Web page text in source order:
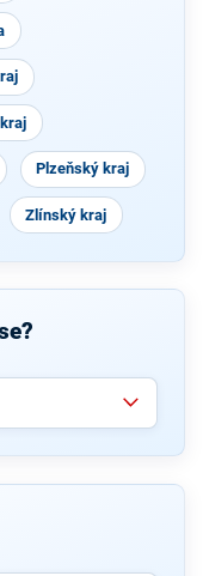
Plzeňský kraj
Zlínský kraj